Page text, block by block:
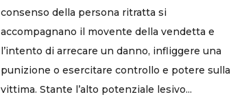
consenso della persona ritratta si
accompagnano il movente della vendetta e
l’intento di arrecare un danno, infliggere una
punizione o esercitare controllo e potere sulla
vittima. Stante l’alto potenziale lesivo...